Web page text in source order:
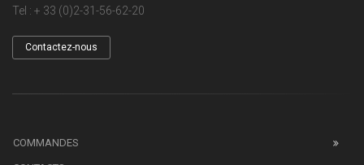
Tel : + 33 (0)2-31-56-62-20
Contactez-nous
COMMANDES